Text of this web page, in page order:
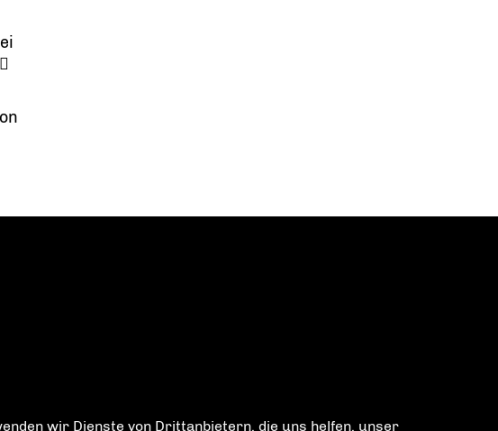
wir Dienste von Drittanbietern, die uns helfen, unser